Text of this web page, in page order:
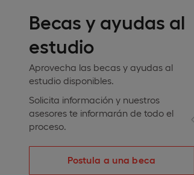
Becas y ayudas al
estudio
Aprovecha las becas y ayudas al
estudio disponibles.
Solicita información y nuestros
asesores te informarán de todo el
proceso.
Postula a una beca